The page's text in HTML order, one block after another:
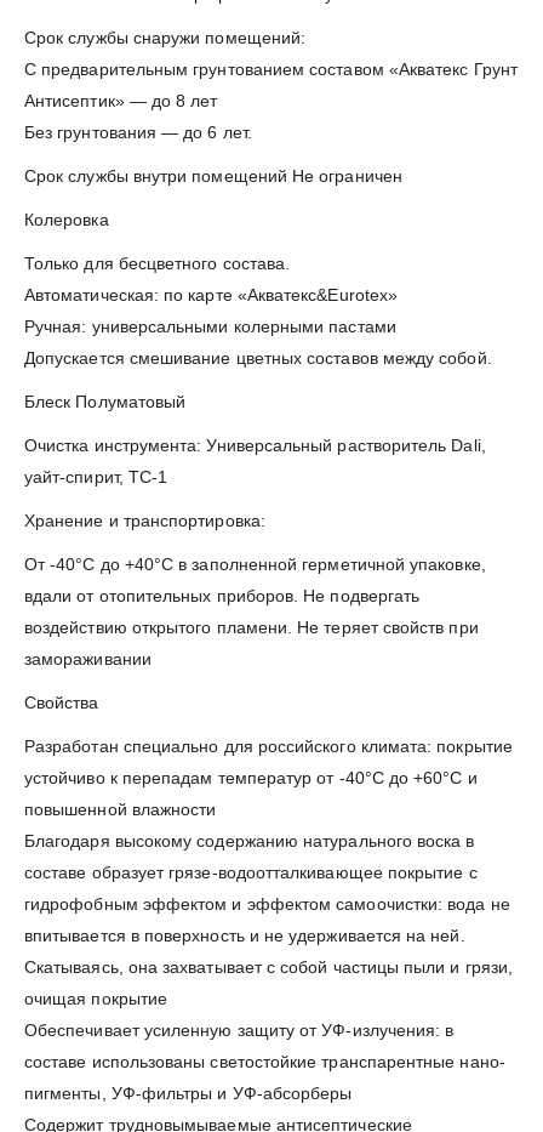
Срок службы снаружи помещений:
С предварительным грунтованием составом «Акватекс Грунт
Антисептик» — до 8 лет
Без грунтования — до 6 лет.
Срок службы внутри помещений Не ограничен
Колеровка
Только для бесцветного состава.
Автоматическая: по карте «Акватекс&Eurotex»
Ручная: универсальными колерными пастами
Допускается смешивание цветных составов между собой.
Блеск Полуматовый
Очистка инструмента: Универсальный растворитель Dali,
уайт-спирит, ТС-1
Хранение и транспортировка:
От -40°С до +40°С в заполненной герметичной упаковке,
вдали от отопительных приборов. Не подвергать
воздействию открытого пламени. Не теряет свойств при
замораживании
Свойства
Разработан специально для российского климата: покрытие
устойчиво к перепадам температур от -40°С до +60°С и
повышенной влажности
Благодаря высокому содержанию натурального воска в
составе образует грязе-водоотталкивающее покрытие с
гидрофобным эффектом и эффектом самоочистки: вода не
впитывается в поверхность и не удерживается на ней.
Скатываясь, она захватывает с собой частицы пыли и грязи,
очищая покрытие
Обеспечивает усиленную защиту от УФ-излучения: в
составе использованы светостойкие транспарентные нано-
пигменты, УФ-фильтры и УФ-абсорберы
Содержит трудновымываемые антисептические